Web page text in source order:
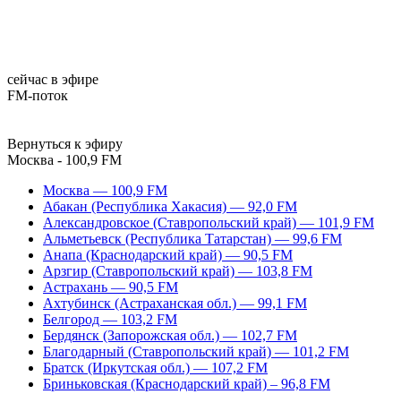
сейчас в эфире
FM-поток
Вернуться к эфиру
Москва - 100,9 FM
Москва — 100,9 FM
Абакан (Республика Хакасия) — 92,0 FM
Александровское (Ставропольский край) — 101,9 FM
Альметьевск (Республика Татарстан) — 99,6 FM
Анапа (Краснодарский край) — 90,5 FM
Арзгир (Ставропольский край) — 103,8 FM
Астрахань — 90,5 FM
Ахтубинск (Астраханская обл.) — 99,1 FM
Белгород — 103,2 FM
Бердянск (Запорожская обл.) — 102,7 FM
Благодарный (Ставропольский край) — 101,2 FM
Братск (Иркутская обл.) — 107,2 FM
Бриньковская (Краснодарский край) – 96,8 FM